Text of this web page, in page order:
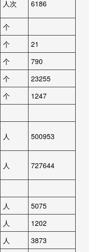
人次 6186
个
个
21
个
790
个
23255
个
1247
人 500953
人 727644
人
5075
人
1202
人
3873